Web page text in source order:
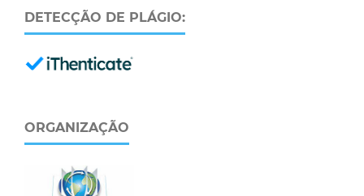
DETECÇÃO DE PLÁGIO:
ORGANIZAÇÃO